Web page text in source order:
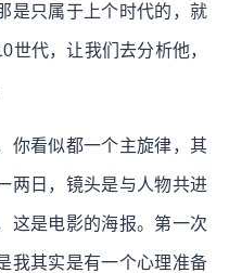
是只属于上个时代的，就
世代，让我们去分析他，
你看似都一个主旋律，其
两日，镜头是与人物共进
这是电影的海报。第一次
我其实是有一个心理准备